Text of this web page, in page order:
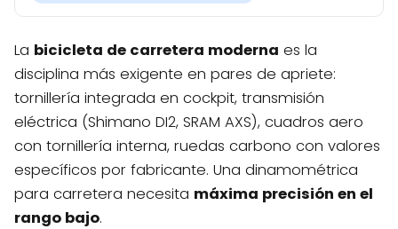
La bicicleta de carretera moderna es la
disciplina más exigente en pares de apriete:
tornillería integrada en cockpit, transmisión
eléctrica (Shimano DI2, SRAM AXS), cuadros aero
con tornillería interna, ruedas carbono con valores
específicos por fabricante. Una dinamométrica
para carretera necesita máxima precisión en el
rango bajo.